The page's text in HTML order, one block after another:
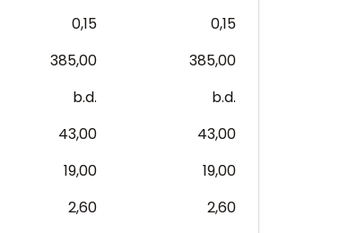
0,15
0,15
385,00
385,00
b.d.
b.d.
43,00
43,00
19,00
19,00
2,60
2,60